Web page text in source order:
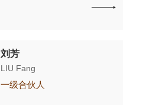
刘芳
LIU Fang
一级合伙人